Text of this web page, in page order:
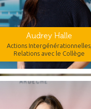
Audrey Halle
Actions Intergénérationnelles,
Relations avec le Collège